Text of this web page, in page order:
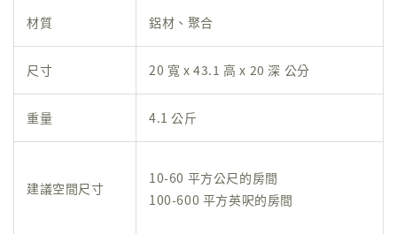
材質 鋁材、聚合
尺寸 20 寬 x 43.1 高 x 20 深 公分
重量 4.1 公斤
建議空間尺寸
10-60 平方公尺的房間
100-600 平方英呎的房間